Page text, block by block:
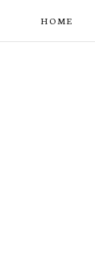
HOME